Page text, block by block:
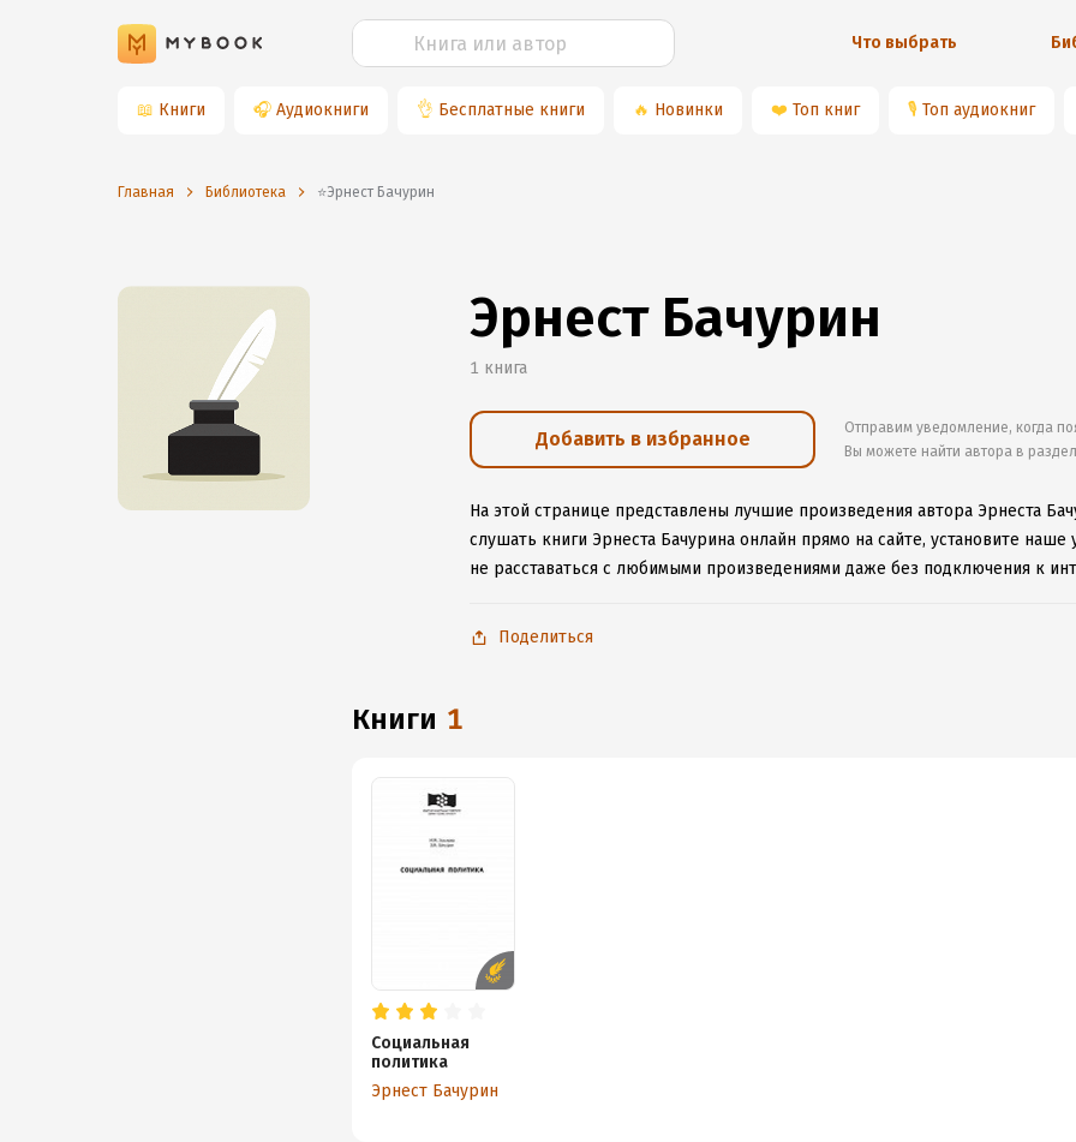
Что выбрать
📖 Книги 🎧 Аудиокниги 👌 Бесплатные книги 🔥 Новинки ❤️ Топ книг 🎙 Топ аудиокниг
Главная Библиотека ⭐️Эрнест Бачурин
Эрнест Бачурин
1 книга
Добавить в избранное
Отправим уведомление, когда
Вы можете найти автора в
На этой странице представлены лучшие произведения автора Эрнеста
слушать книги Эрнеста Бачурина онлайн прямо на сайте, установите
не расставаться с любимыми произведениями даже без подключения к
Поделиться
книги 1
Социальная
политика
Эрнест Бачурин